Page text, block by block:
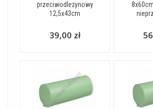
przeciwodleżynowy
12,5x43cm
39,00 zł